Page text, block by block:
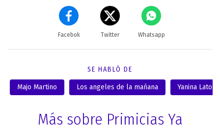
Facebok Twitter Whatsapp
SE HABLÓ DE
Majo Martino Los angeles de la mañana Yanina
Más sobre Primicias Ya